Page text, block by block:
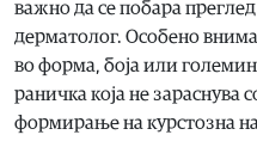
важно да се побара
дерматолог. Особено
во форма, боја или
раничка која не зараснува
формирање на курстозна